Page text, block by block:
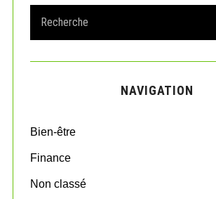
a
r
o
:
NAVIGATION
Bien-être
Finance
Non classé